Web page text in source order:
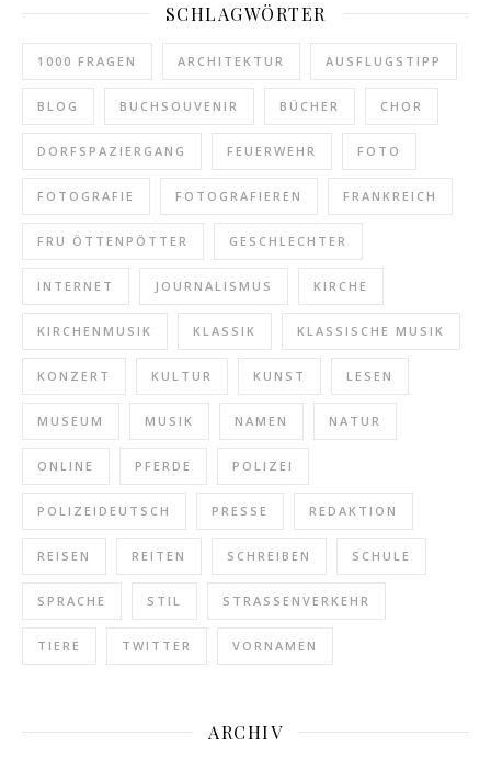
SCHLAGWÖRTER
1000 FRAGEN ARCHITEKTUR AUSFLUGSTIPP
BLOG BUCHSOUVENIR BÜCHER CHOR
DORFSPAZIERGANG FEUERWEHR FOTO
FOTOGRAFIE FOTOGRAFIEREN FRANKREICH
FRU ÖTTENPÖTTER GESCHLECHTER
INTERNET JOURNALISMUS KIRCHE
KIRCHENMUSIK KLASSIK KLASSISCHE MUSIK
KONZERT KULTUR KUNST LESEN
MUSEUM MUSIK NAMEN NATUR
ONLINE PFERDE POLIZEI
POLIZEIDEUTSCH PRESSE REDAKTION
REISEN REITEN SCHREIBEN SCHULE
SPRACHE STIL STRASSENVERKEHR
TIERE TWITTER VORNAMEN
ARCHIV